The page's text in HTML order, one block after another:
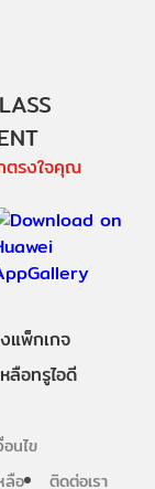
ตรงใจคุณ
แพ็กเกจ
ลือทรูไอดี
นไข
ลือ ติดต่อเรา